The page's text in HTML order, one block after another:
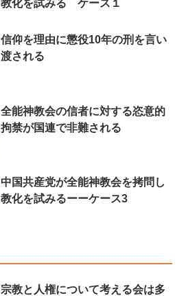
教化を試みる ケース１
信仰を理由に懲役10年の刑を言い
渡される
全能神教会の信者に対する恣意的
拘禁が国連で非難される
中国共産党が全能神教会を拷問し
教化を試みるーーケース3
宗教と人権について考える会は多